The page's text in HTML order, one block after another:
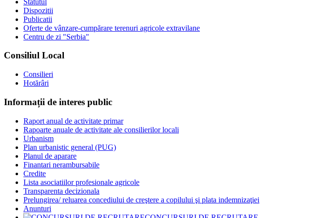
Dispozitii
Publicatii
Oferte de vânzare-cumpărare terenuri agricole extravilane
Centru de zi "Serbia"
Consiliul Local
Consilieri
Hotărâri
Informații de interes public
Raport anual de activitate primar
Rapoarte anuale de activitate ale consilierilor locali
Urbanism
Plan urbanistic general (PUG)
Planul de aparare
Finantari nerambursabile
Credite
Lista asociatiilor profesionale agricole
Transparenta decizionala
Prelungirea/ reluarea concediului de creştere a copilului şi plata indemnizaţiei
Anunturi